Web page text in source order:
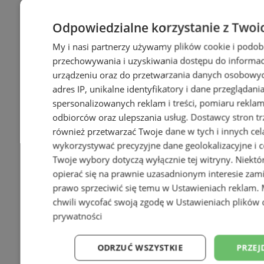
Odpowiedzialne korzystanie z
My i nasi partnerzy używamy plików cookie i
przechowywania i uzyskiwania dostępu do
urządzeniu oraz do przetwarzania danych
adres IP, unikalne identyfikatory i dane
spersonalizowanych reklam i treści, pomiaru
odbiorców oraz ulepszania usług. Dostawcy stron
również przetwarzać Twoje dane w tych i innych
wykorzystywać precyzyjne dane geolokalizacyjne i
Twoje wybory dotyczą wyłącznie tej witryny.
opierać się na prawnie uzasadnionym interesie
prawo sprzeciwić się temu w Ustawieniach reklam.
chwili wycofać swoją zgodę w Ustawieniach plików
prywatności
ODRZUĆ WSZYSTKIE